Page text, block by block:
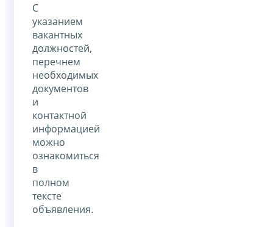
С
указанием
вакантных
должностей,
перечнем
необходимых
документов
и
контактной
информацией
можно
ознакомиться
в
полном
тексте
объявления.